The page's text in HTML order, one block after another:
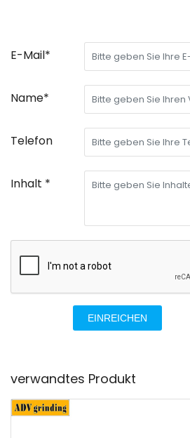
E-Mail*
Name*
Telefon
Inhalt *
EINREICHEN
verwandtes Produkt